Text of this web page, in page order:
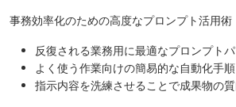
事務効率化のための高度なプロンプト活用術
反復される業務用に最適なプロンプト
よく使う作業向けの簡易的な自動化手
指示内容を洗練させることで成果物の